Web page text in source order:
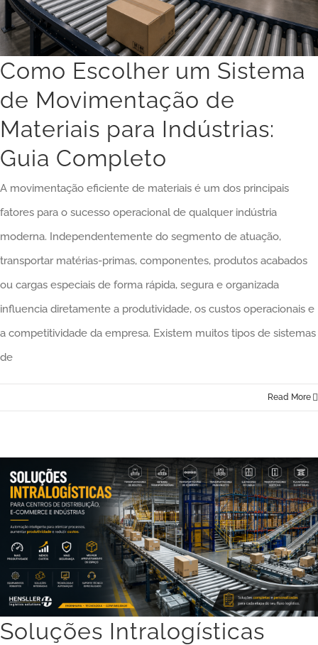
Como Escolher um Sistema
de Movimentação de
Materiais para Indústrias:
Guia Completo
A movimentação eficiente de materiais é um dos principais
fatores para o sucesso operacional de qualquer indústria
moderna. Independentemente do segmento de atuação,
transportar matérias-primas, componentes, produtos acabados
ou cargas especiais de forma rápida, segura e organizada
influencia diretamente a produtividade, os custos operacionais e
a competitividade da empresa. Existem muitos tipos de sistemas
de
Read More
Soluções Intralogísticas